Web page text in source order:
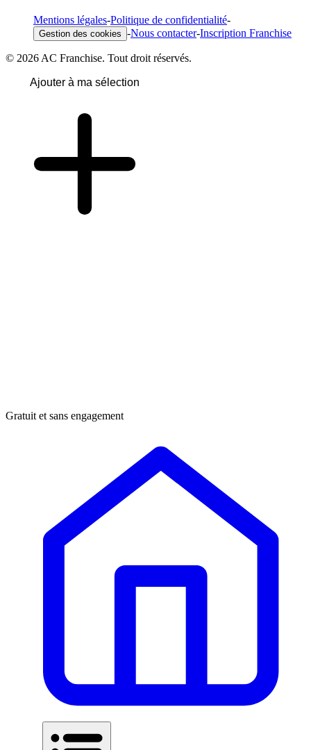
Mentions légales-Politique de confidentialité-
Gestion des cookies -Nous contacter-Inscription Franchise
© 2026 AC Franchise. Tout droit réservés.
Ajouter à ma sélection
Gratuit et sans engagement